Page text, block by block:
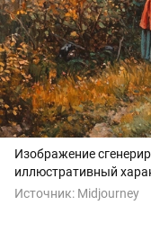
Изображение
иллюстративный
Источник: Midjourney